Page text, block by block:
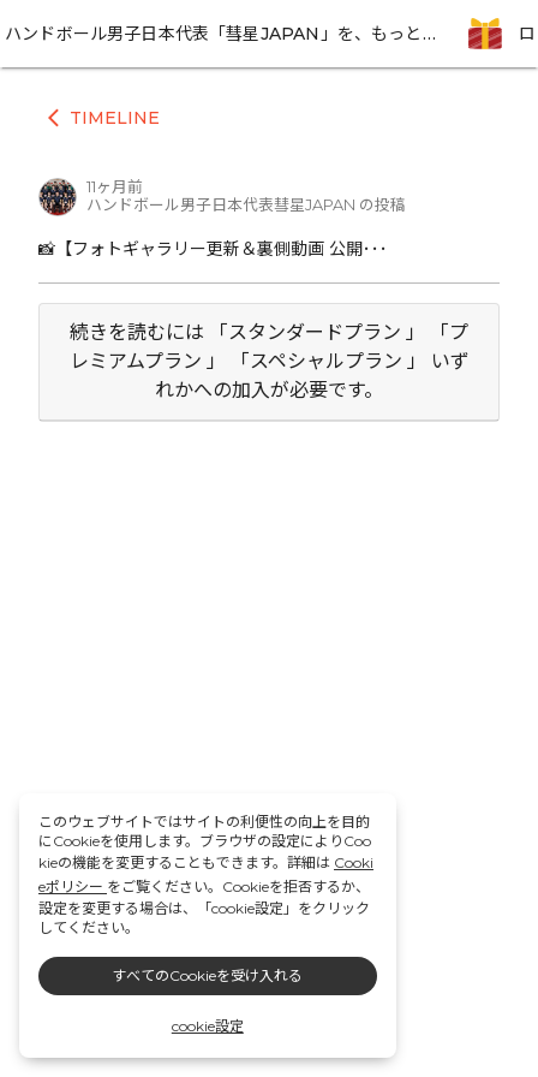
ハンドボール男子日本代表「彗星JAPAN」を、もっと近くに感じられる期間限定プロジェクト
arrow_back_ios TIMELINE
11ヶ月前
ハンドボール男子日本代表彗星JAPAN の投稿
📸【フォトギャラリー更新＆裏側動画 公開･･･
続きを読むには 「スタンダードプラン 」 「プ
レミアムプラン 」 「スペシャルプラン 」 いず
れかへの加入が必要です。
このウェブサイトではサイトの利便性の向上を目的
にCookieを使用します。ブラウザの設定によりCoo
kieの機能を変更することもできます。詳細は Cooki
eポリシー をご覧ください。Cookieを拒否するか、
設定を変更する場合は、「cookie設定」をクリック
してください。
すべてのCookieを受け入れる
cookie設定